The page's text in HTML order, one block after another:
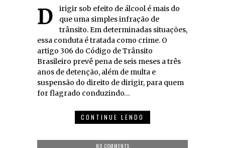
Dirigir sob efeito de álcool é mais do
que uma simples infração de
trânsito. Em determinadas situações,
essa conduta é tratada como crime. O
artigo 306 do Código de Trânsito
Brasileiro prevê pena de seis meses a três
anos de detenção, além de multa e
suspensão do direito de dirigir, para quem
for flagrado conduzindo…
CONTINUE LENDO
NO COMMENTS